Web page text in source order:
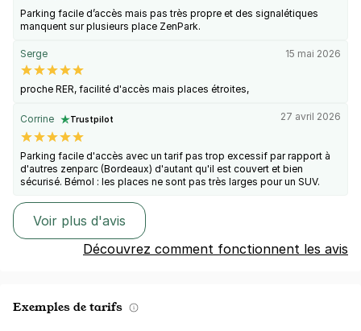
Parking facile d’accès mais pas très propre et des signalétiques
manquent sur plusieurs place ZenPark.
Serge 15 mai 2026
proche RER, facilité d'accès mais places étroites,
Corrine Trustpilot 27 avril 2026
Parking facile d'accès avec un tarif pas trop excessif par rapport à
d'autres zenparc (Bordeaux) d'autant qu'il est couvert et bien
sécurisé. Bémol : les places ne sont pas très larges pour un SUV.
Voir plus d'avis
Découvrez comment fonctionnent les avis
Exemples de tarifs